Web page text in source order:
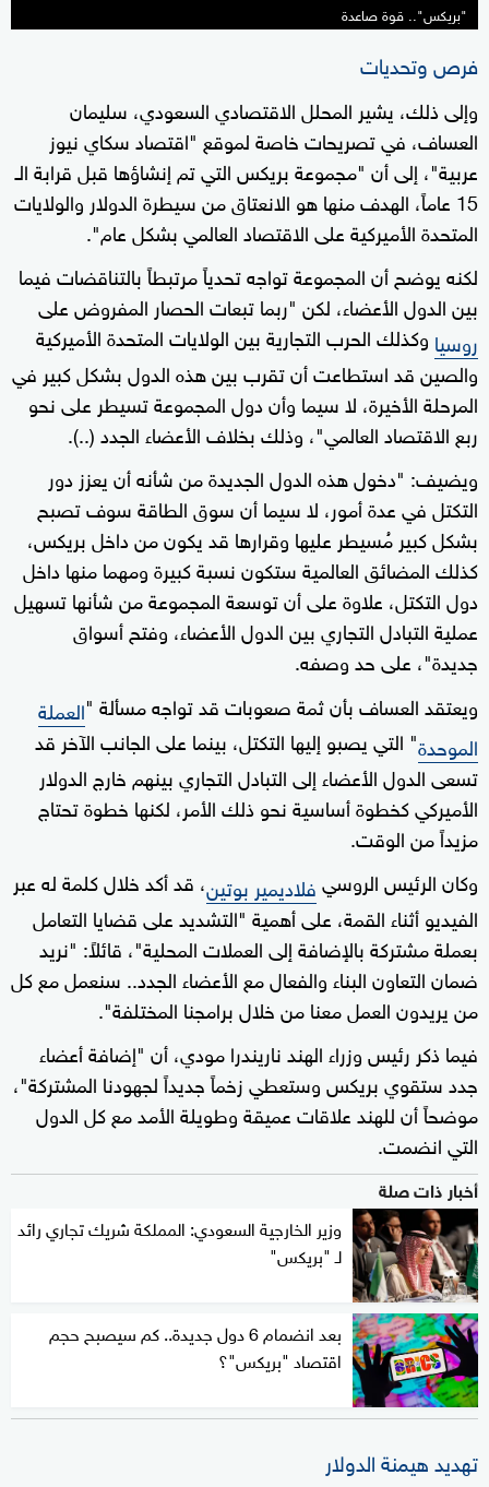
"بريكس".. قوة صاعدة
فرص وتحديات
وإلى ذلك، يشير المحلل الاقتصادي السعودي، سليمان
العساف، في تصريحات خاصة لموقع "اقتصاد سكاي نيوز
عربية"، إلى أن "مجموعة بريكس التي تم إنشاؤها قبل قرابة الـ
15 عاماً، الهدف منها هو الانعتاق من سيطرة الدولار والولايات
المتحدة الأميركية على الاقتصاد العالمي بشكل عام".
لكنه يوضح أن المجموعة تواجه تحدياً مرتبطاً بالتناقضات فيما
بين الدول الأعضاء، لكن "ربما تبعات الحصار المفروض على
روسيا وكذلك الحرب التجارية بين الولايات المتحدة الأميركية
والصين قد استطاعت أن تقرب بين هذه الدول بشكل كبير في
المرحلة الأخيرة، لا سيما وأن دول المجموعة تسيطر على نحو
ربع الاقتصاد العالمي"، وذلك بخلاف الأعضاء الجدد (..).
ويضيف: "دخول هذه الدول الجديدة من شأنه أن يعزز دور
التكتل في عدة أمور، لا سيما أن سوق الطاقة سوف تصبح
بشكل كبير مُسيطر عليها وقرارها قد يكون من داخل بريكس،
كذلك المضائق العالمية ستكون نسبة كبيرة ومهما منها داخل
دول التكتل، علاوة على أن توسعة المجموعة من شأنها تسهيل
عملية التبادل التجاري بين الدول الأعضاء، وفتح أسواق
جديدة"، على حد وصفه.
ويعتقد العساف بأن ثمة صعوبات قد تواجه مسألة "العملة
الموحدة" التي يصبو إليها التكتل، بينما على الجانب الآخر قد
تسعى الدول الأعضاء إلى التبادل التجاري بينهم خارج الدولار
الأميركي كخطوة أساسية نحو ذلك الأمر، لكنها خطوة تحتاج
مزيداً من الوقت.
وكان الرئيس الروسيفلاديمير بوتين، قد أكد خلال كلمة له عبر
الفيديو أثناء القمة، على أهمية "التشديد على قضايا التعامل
بعملة مشتركة بالإضافة إلى العملات المحلية"، قائلاً: "نريد
ضمان التعاون البناء والفعال مع الأعضاء الجدد.. سنعمل مع كل
من يريدون العمل معنا من خلال برامجنا المختلفة".
فيما ذكر رئيس وزراء الهند ناريندرا مودي، أن "إضافة أعضاء
جدد ستقوي بريكس وستعطي زخماً جديداً لجهودنا المشتركة"،
موضحاً أن للهند علاقات عميقة وطويلة الأمد مع كل الدول
التي انضمت.
أخبار ذات صلة
وزير الخارجية السعودي: المملكة شريك تجاري رائد
لـ "بريكس"
بعد انضمام 6 دول جديدة.. كم سيصبح حجم
اقتصاد "بريكس"؟
تهديد هيمنة الدولار